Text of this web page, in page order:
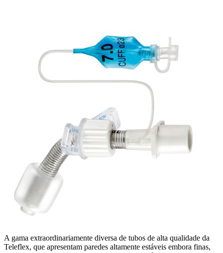
A gama extraordinariamente diversa de tubos de alta qualidade da
Teleflex, que apresentam paredes altamente estáveis embora finas,